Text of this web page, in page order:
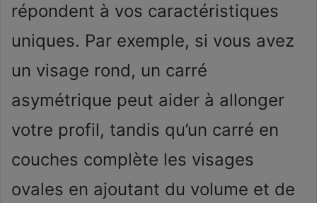
répondent à vos caractéristiques
uniques. Par exemple, si vous avez
un visage rond, un carré
asymétrique peut aider à allonger
votre profil, tandis qu’un carré en
couches complète les visages
ovales en ajoutant du volume et de